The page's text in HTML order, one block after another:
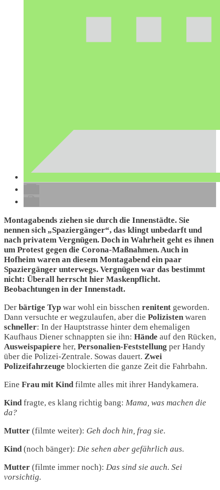
Montagabends ziehen sie durch die Innenstädte. Sie
nennen sich „Spaziergänger“, das klingt unbedarft und
nach privatem Vergnügen. Doch in Wahrheit geht es ihnen
um Protest gegen die Corona-Maßnahmen. Auch in
Hofheim waren an diesem Montagabend ein paar
Spaziergänger unterwegs. Vergnügen war das bestimmt
nicht: Überall herrscht hier Maskenpflicht.
Beobachtungen in der Innenstadt.
Der bärtige Typ war wohl ein bisschen renitent geworden.
Dann versuchte er wegzulaufen, aber die Polizisten waren
schneller: In der Hauptstrasse hinter dem ehemaligen
Kaufhaus Diener schnappten sie ihn: Hände auf den Rücken,
Ausweispapiere her, Personalien-Feststellung per Handy
über die Polizei-Zentrale. Sowas dauert. Zwei
Polizeifahrzeuge blockierten die ganze Zeit die Fahrbahn.
Eine Frau mit Kindfilmte alles mit ihrer Handykamera.
Kindfragte, es klang richtig bang: Mama, was machen die
da?
Mutter (filmte weiter): Geh doch hin, frag sie.
Kind(noch bänger): Die sehen aber gefährlich aus.
Mutter (filmte immer noch): Das sind sie auch. Sei
vorsichtig.